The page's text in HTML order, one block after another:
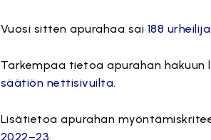
Vuosi sitten apurahaa sai 188
Tarkempaa tietoa apurahan hakuun
säätiön nettisivuilta.
Lisätietoa apurahan
2022–23.